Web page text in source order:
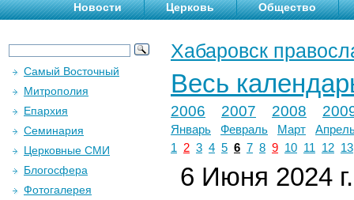
Новости Церковь Общество
Хабаровск
Весь
2006 2007 2008
Январь Февраль Март
1
2 3 4 5 6 7 8 9 10 11 12 13
6 Июня 2024 г.
Самый Восточный
Митрополия
Епархия
Семинария
Церковные СМИ
Блогосфера
Фотогалерея